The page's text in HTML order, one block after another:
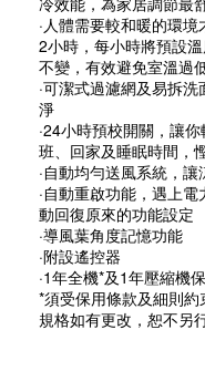
·人體需要較和暖的環
2小時，每小時將預設
不變，有效避免室溫過
·可潔式過濾網及易拆
淨
·24小時預校開關，讓
班、回家及睡眠時間，
·自動均勻送風系統，
·自動重啟功能，遇上
動回復原來的功能設定
·導風葉角度記憶功能
·附設遙控器
·1年全機*及1年壓縮機
*須受保用條款及細則
規格如有更改，恕不另